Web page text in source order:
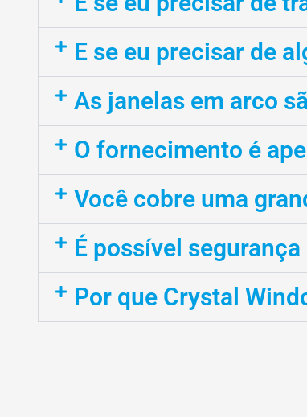
E se eu precisar de
As janelas em arco
O fornecimento é
Você cobre uma
É possível segurança
Por que Crystal